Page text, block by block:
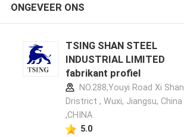
ONGEVEER ONS
TSING SHAN STEEL
INDUSTRIAL LIMITED
fabrikant profiel
NO.288,Youyi Road Xi Shan
Dristrict , Wuxi, Jiangsu, China
,CHINA
5.0